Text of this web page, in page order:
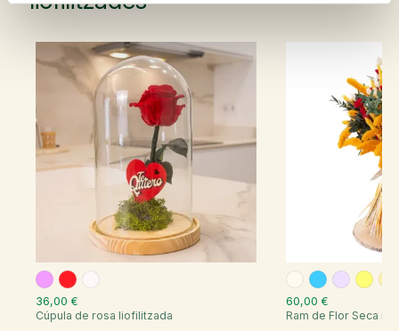
36,00 €
Cúpula de rosa liofilitzada
60,00 €
Ram de Flor Seca i...